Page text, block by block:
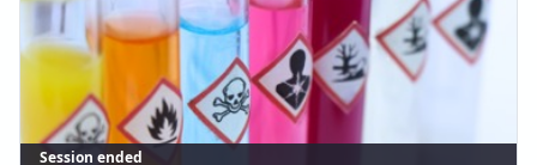
Session ended